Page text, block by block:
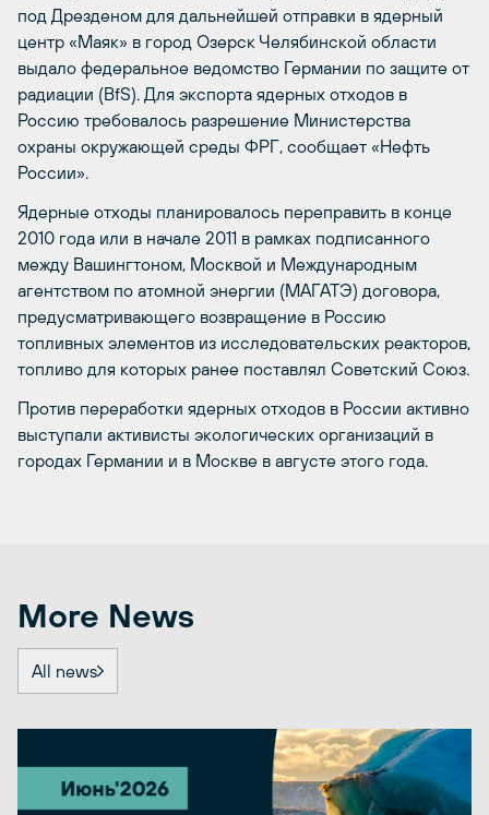
под Дрезденом для дальнейшей отправки в ядерный
центр «Маяк» в город Озерск Челябинской области
выдало федеральное ведомство Германии по защите от
радиации (BfS). Для экспорта ядерных отходов в
Россию требовалось разрешение Министерства
охраны окружающей среды ФРГ, сообщает «Нефть
России».
Ядерные отходы планировалось переправить в конце
2010 года или в начале 2011 в рамках подписанного
между Вашингтоном, Москвой и Международным
агентством по атомной энергии (МАГАТЭ) договора,
предусматривающего возвращение в Россию
топливных элементов из исследовательских реакторов,
топливо для которых ранее поставлял Советский Союз.
Против переработки ядерных отходов в России активно
выступали активисты экологических организаций в
городах Германии и в Москве в августе этого года.
More News
All news